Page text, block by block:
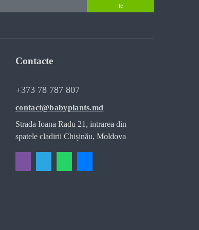
te
Contacte
+373 78 787 807
contact@babyplants.md
Strada Ioana Radu 21, intrarea din
spatele cladirii Chișinău, Moldova